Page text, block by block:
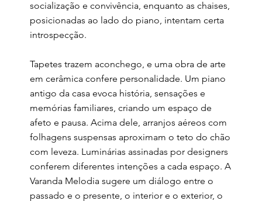
socialização e convivência, enquanto as chaises,
posicionadas ao lado do piano, intentam certa
introspecção.
Tapetes trazem aconchego, e uma obra de arte
em cerâmica confere personalidade. Um piano
antigo da casa evoca história, sensações e
memórias familiares, criando um espaço de
afeto e pausa. Acima dele, arranjos aéreos com
folhagens suspensas aproximam o teto do chão
com leveza. Luminárias assinadas por designers
conferem diferentes intenções a cada espaço. A
Varanda Melodia sugere um diálogo entre o
passado e o presente, o interior e o exterior, o